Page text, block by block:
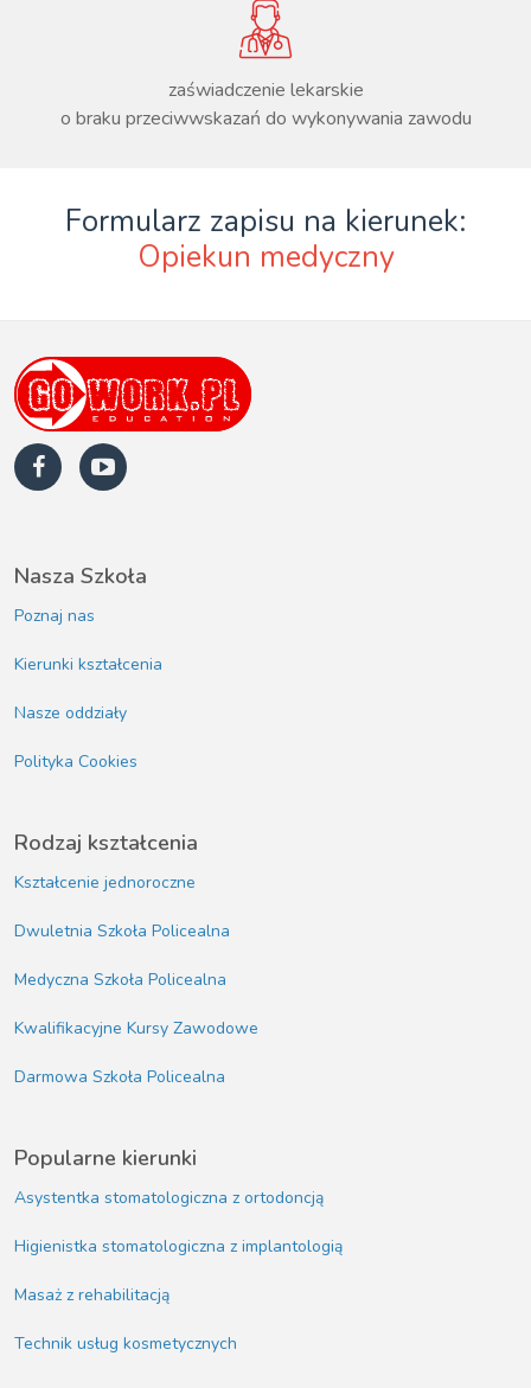
zaświadczenie lekarskie
o braku przeciwwskazań do wykonywania zawodu
Formularz zapisu na kierunek:
Opiekun medyczny
Nasza Szkoła
Poznaj nas
Kierunki kształcenia
Nasze oddziały
Polityka Cookies
Rodzaj kształcenia
Kształcenie jednoroczne
Dwuletnia Szkoła Policealna
Medyczna Szkoła Policealna
Kwalifikacyjne Kursy Zawodowe
Darmowa Szkoła Policealna
Popularne kierunki
Asystentka stomatologiczna z ortodoncją
Higienistka stomatologiczna z implantologią
Masaż z rehabilitacją
Technik usług kosmetycznych